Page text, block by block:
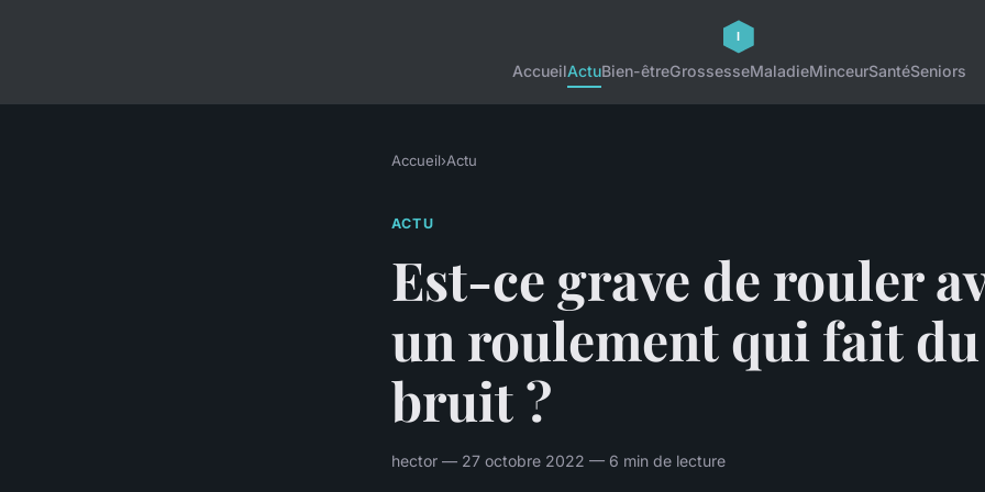
AccueilActuBien-êtreGrossesseMaladieMinceurSantéSeniors
Accueil›Actu
ACTU
Est-ce grave de rouler
un roulement qui fait du
bruit ?
hector — 27 octobre 2022 — 6 min de lecture